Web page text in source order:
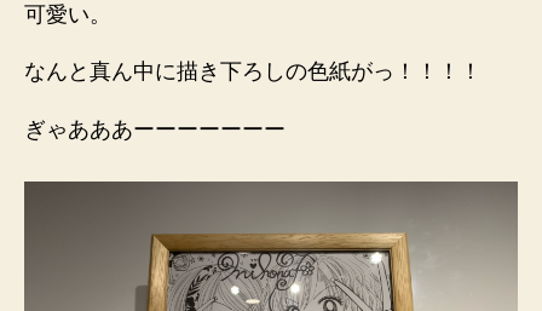
可愛い。
なんと真ん中に描き下ろしの色紙がっ！！！！
ぎゃあああーーーーーーー